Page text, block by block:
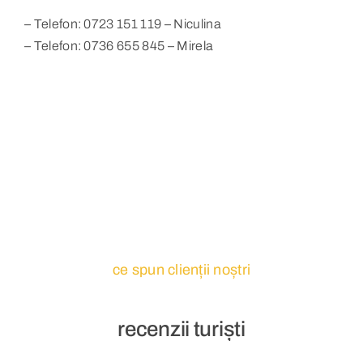
– Telefon: 0723 151 119 – Niculina
– Telefon: 0736 655 845 – Mirela
ce spun clienții noștri
recenzii turiști